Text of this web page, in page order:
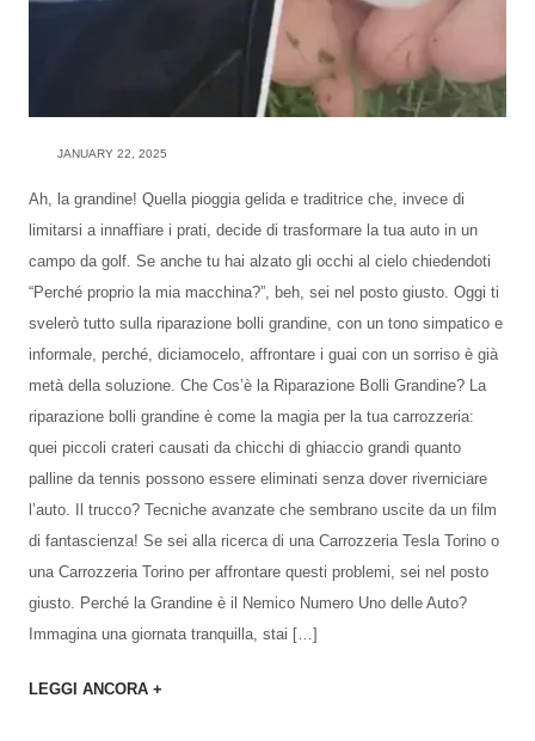
JANUARY 22, 2025
Ah, la grandine! Quella pioggia gelida e traditrice che, invece di
limitarsi a innaffiare i prati, decide di trasformare la tua auto in un
campo da golf. Se anche tu hai alzato gli occhi al cielo chiedendoti
“Perché proprio la mia macchina?”, beh, sei nel posto giusto. Oggi ti
svelerò tutto sulla riparazione bolli grandine, con un tono simpatico e
informale, perché, diciamocelo, affrontare i guai con un sorriso è già
metà della soluzione. Che Cos’è la Riparazione Bolli Grandine? La
riparazione bolli grandine è come la magia per la tua carrozzeria:
quei piccoli crateri causati da chicchi di ghiaccio grandi quanto
palline da tennis possono essere eliminati senza dover riverniciare
l’auto. Il trucco? Tecniche avanzate che sembrano uscite da un film
di fantascienza! Se sei alla ricerca di una Carrozzeria Tesla Torino o
una Carrozzeria Torino per affrontare questi problemi, sei nel posto
giusto. Perché la Grandine è il Nemico Numero Uno delle Auto?
Immagina una giornata tranquilla, stai […]
LEGGI ANCORA +